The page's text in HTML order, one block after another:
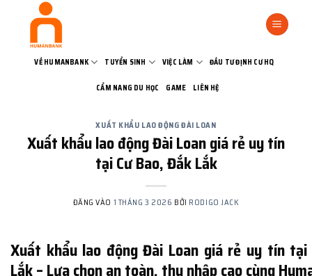
VỀ HUMANBANK TUYỂN SINH VIỆC LÀM ĐẦU TƯ ĐỊNH CƯ HQ
CẨM NANG DU HỌC GAME LIÊN HỆ
XUẤT KHẨU LAO ĐỘNG ĐÀI LOAN
Xuất khẩu lao động Đài Loan giá rẻ uy tín
tại Cư Bao, Đắk Lắk
ĐĂNG VÀO 1 THÁNG 3 2026 BỞI RODIGO JACK
Xuất khẩu lao động Đài Loan giá rẻ uy tín tại
Lắk – Lựa chọn an toàn, thu nhập cao cùng